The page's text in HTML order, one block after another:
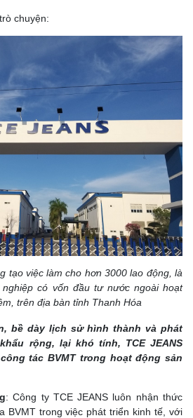
chuyện:
tạo việc làm cho hơn 3000 lao động, là
có vốn đầu tư nước ngoài hoạt
trên địa bàn tỉnh Thanh Hóa
bề dày lịch sử hình thành và phát
rộng, lại khó tính, TCE JEANS
tác BVMT trong hoạt động sản
: Công ty TCE JEANS luôn nhận thức
BVMT trong việc phát triển kinh tế, với